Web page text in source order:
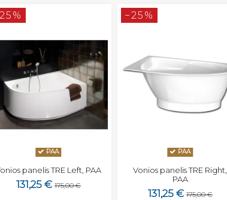
PAA
panelis TRE Left, PAA
131,25 € 175,00 €
−25%
PAA
Vonios panelis TRE Right,
PAA
131,25 € 175,00 €